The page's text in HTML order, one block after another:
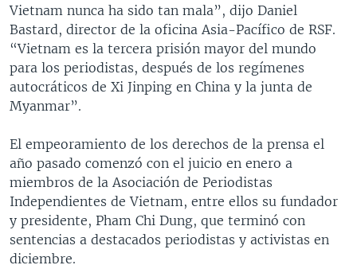
Vietnam nunca ha sido tan mala”, dijo Daniel
Bastard, director de la oficina Asia-Pacífico de RSF.
“Vietnam es la tercera prisión mayor del mundo
para los periodistas, después de los regímenes
autocráticos de Xi Jinping en China y la junta de
Myanmar”.
El empeoramiento de los derechos de la prensa el
año pasado comenzó con el juicio en enero a
miembros de la Asociación de Periodistas
Independientes de Vietnam, entre ellos su fundador
y presidente, Pham Chi Dung, que terminó con
sentencias a destacados periodistas y activistas en
diciembre.